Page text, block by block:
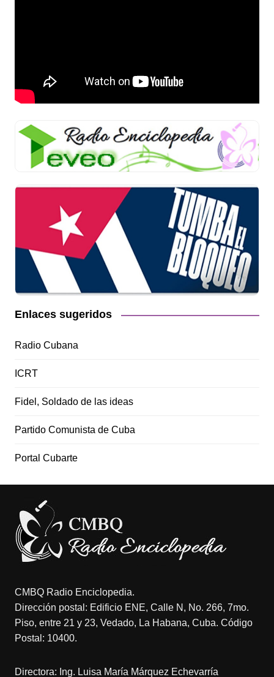
Enlaces sugeridos
Radio Cubana
ICRT
Fidel, Soldado de las ideas
Partido Comunista de Cuba
Portal Cubarte
CMBQ Radio Enciclopedia.
Dirección postal: Edificio ENE, Calle N, No. 266, 7mo.
Piso, entre 21 y 23, Vedado, La Habana, Cuba. Código
Postal: 10400.
Directora: Ing. Luisa María Márquez Echevarría